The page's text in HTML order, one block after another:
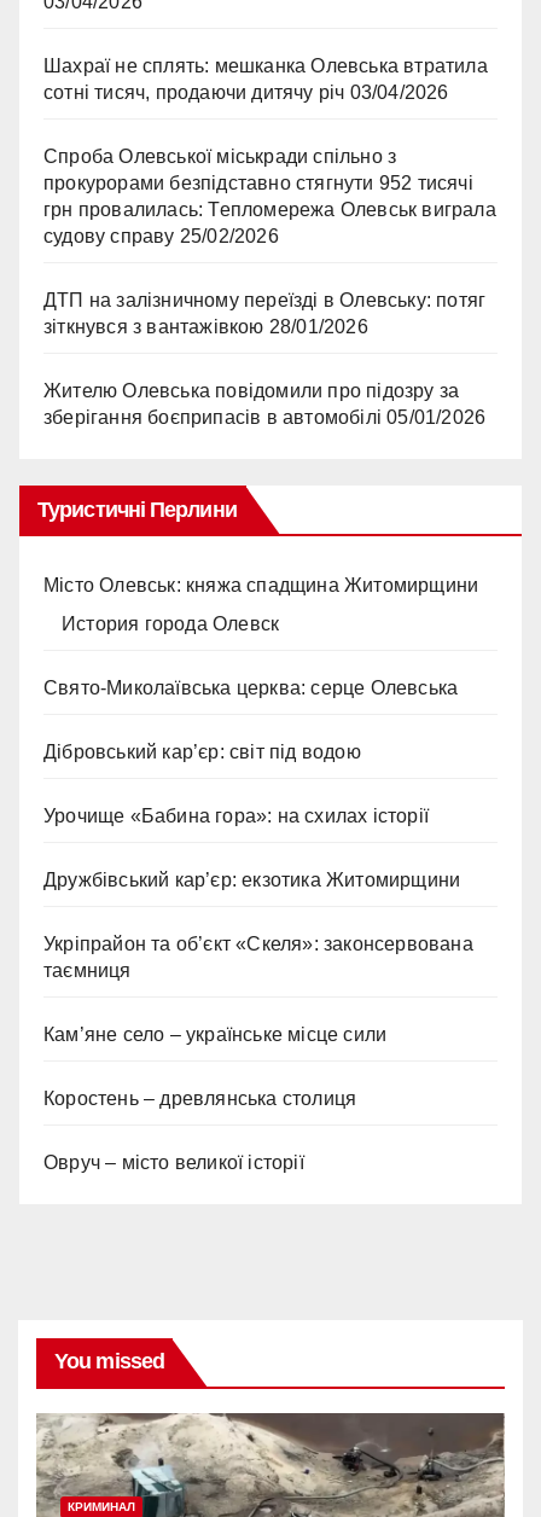
Шахраї не сплять: мешканка Олевська втратила
сотні тисяч, продаючи дитячу річ 03/04/2026
Спроба Олевської міськради спільно з
прокурорами безпідставно стягнути 952 тисячі
грн провалилась: Тепломережа Олевськ виграла
судову справу 25/02/2026
ДТП на залізничному переїзді в Олевську: потяг
зіткнувся з вантажівкою 28/01/2026
Жителю Олевська повідомили про підозру за
зберігання боєприпасів в автомобілі 05/01/2026
Туристичні Перлини
Місто Олевськ: княжа спадщина Житомирщини
История города Олевск
Свято-Миколаївська церква: серце Олевська
Дібровський кар’єр: світ під водою
Урочище «Бабина гора»: на схилах історії
Дружбівський кар’єр: екзотика Житомирщини
Укріпрайон та об’єкт «Скеля»: законсервована
таємниця
Кам’яне село – українське місце сили
Коростень – древлянська столиця
Овруч – місто великої історії
You missed
КРИМИНАЛ